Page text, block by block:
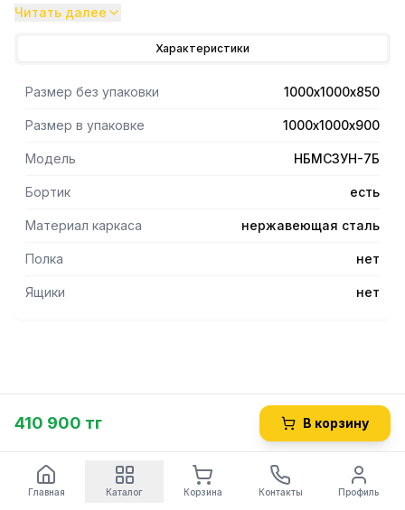
430 и имеет одну дверь. Изделие поставляется в сборе.
Читать далее
Характеристики
Размер без упаковки 1000х1000х850
Размер в упаковке 1000х1000х900
Модель НБМСЗУН-7Б
Бортик есть
Материал каркаса нержавеющая сталь
Полка нет
Ящики нет
410 900 тг В корзину
Главная Каталог Корзина Контакты Профиль